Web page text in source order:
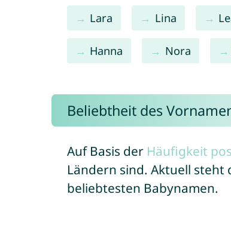
Lara Lina
Hanna Nora
Beliebtheit des
Auf Basis der Häufigkeit
Ländern sind. Aktuell steht
beliebtesten Babynamen.